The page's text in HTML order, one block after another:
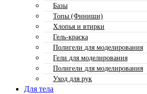
Базы
Топы (Финиши)
Хлопья и втирки
Гель-краска
Полигели для моделирования
Гели для моделирования
Полигели для моделирования
Уход для рук
Для тела